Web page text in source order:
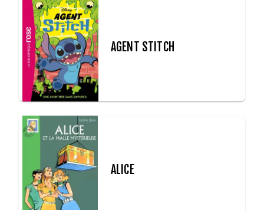
AGENT STITCH
ALICE